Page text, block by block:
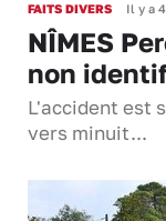
FAITS DIVERS Il y a
NÎMES
non
L'accident est
vers minuit...